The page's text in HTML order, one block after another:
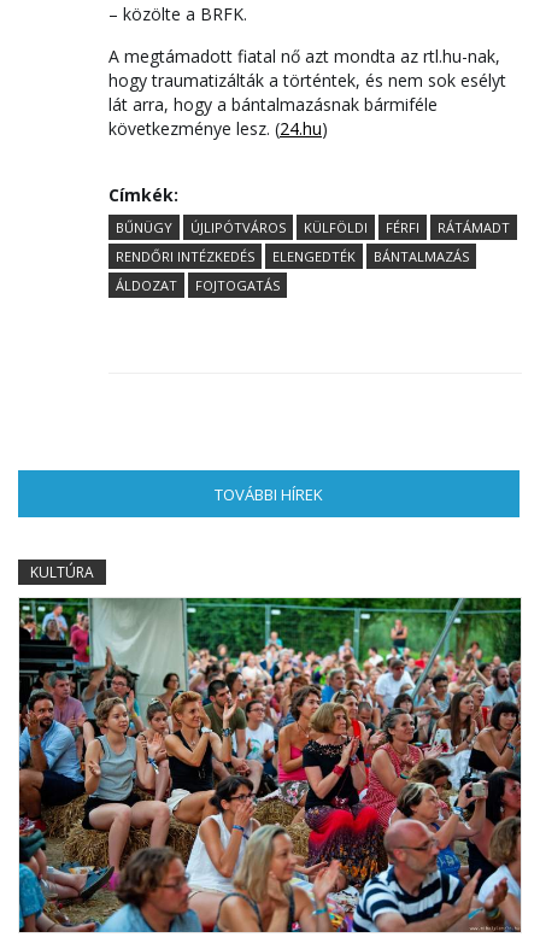
– közölte a BRFK.
A megtámadott fiatal nő azt mondta az rtl.hu-nak,
hogy traumatizálták a történtek, és nem sok esélyt
lát arra, hogy a bántalmazásnak bármiféle
következménye lesz. (24.hu)
Címkék:
BŰNÜGY ÚJLIPÓTVÁROS KÜLFÖLDI FÉRFI
RÁTÁMADT
RENDŐRI INTÉZKEDÉS
ELENGEDTÉK
BÁNTALMAZÁS
ÁLDOZAT
FOJTOGATÁS
TOVÁBBI HÍREK
KULTÚRA